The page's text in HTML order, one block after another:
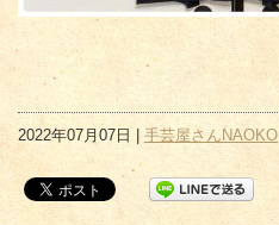
2022年07月07日 | 手芸屋さんNAOKO